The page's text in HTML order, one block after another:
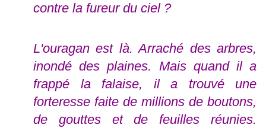
contre la fureur du ciel ?
L'ouragan est là. Arraché des arbres,
inondé des plaines. Mais quand il a
frappé la falaise, il a trouvé une
forteresse faite de millions de boutons,
de gouttes et de feuilles réunies.